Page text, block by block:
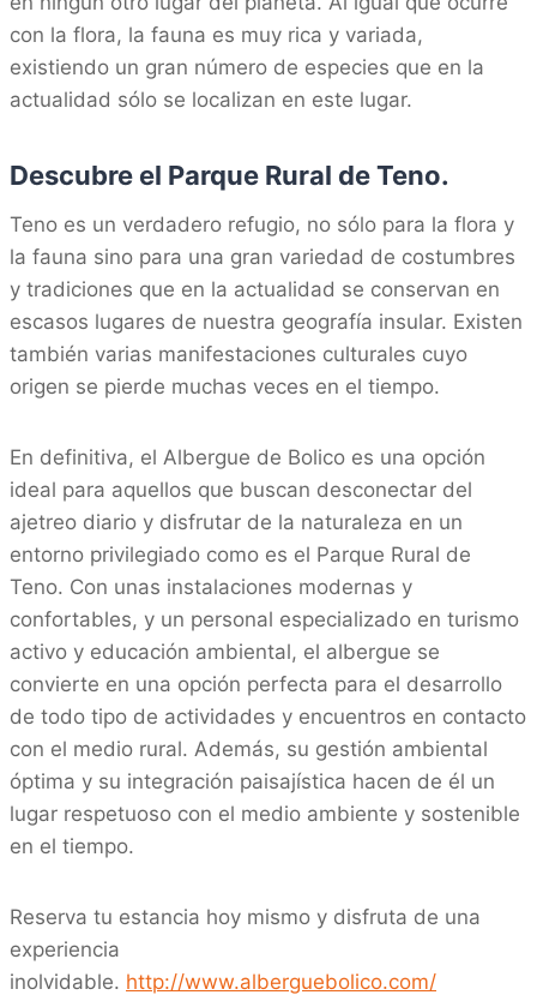
con la flora, la fauna es muy rica y variada,
existiendo un gran número de especies que en la
actualidad sólo se localizan en este lugar.
Descubre el Parque Rural de Teno.
Teno es un verdadero refugio, no sólo para la flora y
la fauna sino para una gran variedad de costumbres
y tradiciones que en la actualidad se conservan en
escasos lugares de nuestra geografía insular. Existen
también varias manifestaciones culturales cuyo
origen se pierde muchas veces en el tiempo.
En definitiva, el Albergue de Bolico es una opción
ideal para aquellos que buscan desconectar del
ajetreo diario y disfrutar de la naturaleza en un
entorno privilegiado como es el Parque Rural de
Teno. Con unas instalaciones modernas y
confortables, y un personal especializado en turismo
activo y educación ambiental, el albergue se
convierte en una opción perfecta para el desarrollo
de todo tipo de actividades y encuentros en contacto
con el medio rural. Además, su gestión ambiental
óptima y su integración paisajística hacen de él un
lugar respetuoso con el medio ambiente y sostenible
en el tiempo.
Reserva tu estancia hoy mismo y disfruta de una
experiencia
inolvidable. http://www.alberguebolico.com/